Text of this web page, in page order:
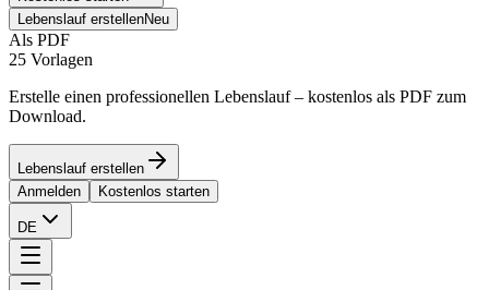
Lebenslauf erstellenNeu
Als PDF
25 Vorlagen
Erstelle einen professionellen Lebenslauf – kostenlos als PDF zum
Download.
Lebenslauf erstellen
Anmelden
Kostenlos starten
DE